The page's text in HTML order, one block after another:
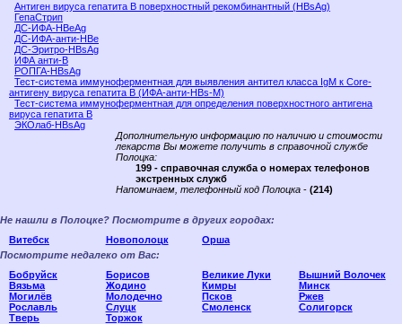
Антиген вируса гепатита В поверхностный рекомбинантный (HBsAg)
ГепаСтрип
ДС-ИФА-HBeAg
ДС-ИФА-анти-HBe
ДС-Эритро-HBsAg
ИФА анти-В
РОПГА-HBsAg
Тест-система иммуноферментная для выявления антител класса IgM к Core-
антигену вируса гепатита B (ИФА-анти-HBs-М)
Тест-система иммуноферментная для определения поверхностного антигена
вируса гепатита B
ЭКОлаб-HBsAg
Дополнительную информацию по наличию и стоимости
лекарств Вы можете получить в справочной службе
Полоцка:
199 - справочная служба о номерах телефонов
экстренных служб
Напоминаем, телефонный код Полоцка -(214)
Не нашли в Полоцке? Посмотрите в других городах:
Витебск
Новополоцк
Орша
Посмотрите недалеко от Вас:
Бобруйск
Борисов Великие Луки
Вышний Волочек
Вязьма
Жодино Кимры
Минск
Могилёв
Молодечно Псков
Ржев
Рославль
Слуцк Смоленск
Солигорск
Тверь
Торжок